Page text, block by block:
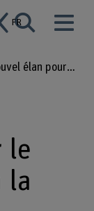
FR
Nouvel élan pour le photovoltaïque à la BFH
le
la